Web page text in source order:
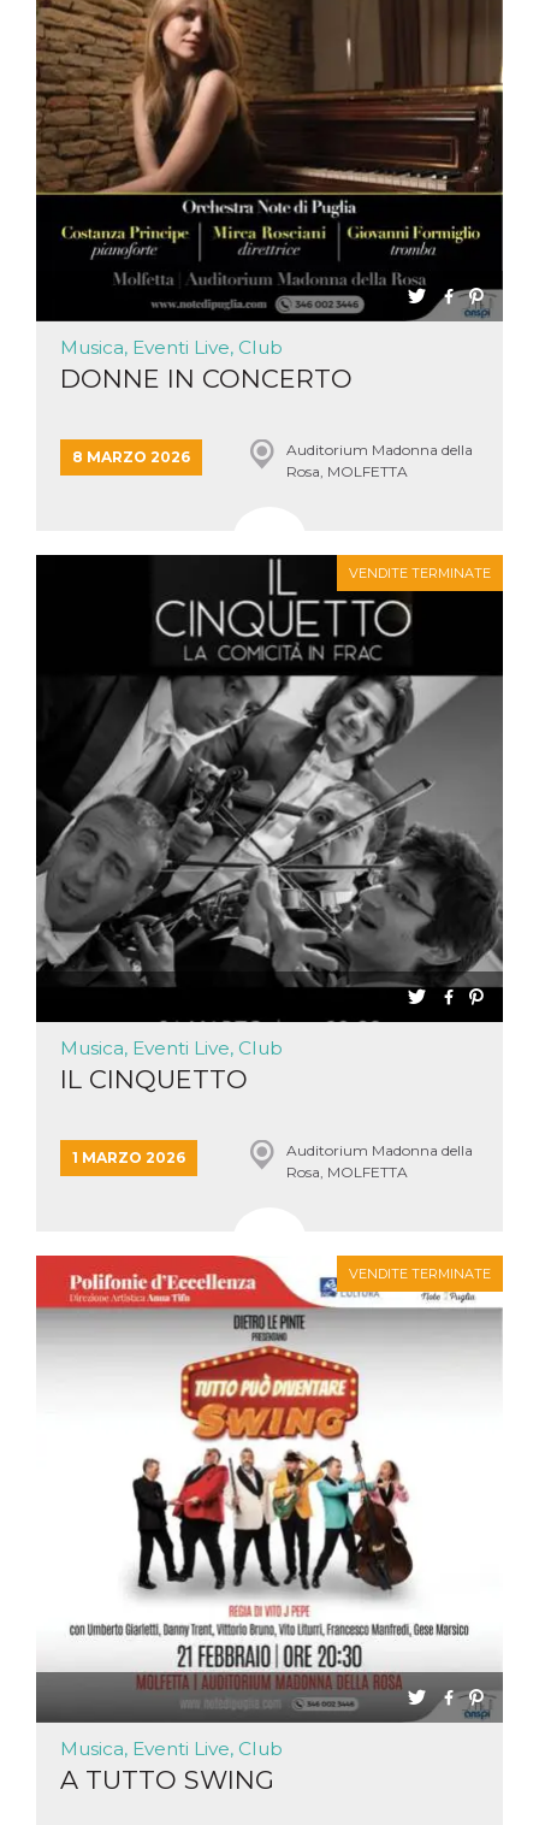
Musica, Eventi Live, Club
DONNE IN CONCERTO
8 MARZO 2026
Auditorium Madonna della
Rosa, MOLFETTA
VENDITE TERMINATE
Musica, Eventi Live, Club
IL CINQUETTO
1 MARZO 2026
Auditorium Madonna della
Rosa, MOLFETTA
VENDITE TERMINATE
Musica, Eventi Live, Club
A TUTTO SWING